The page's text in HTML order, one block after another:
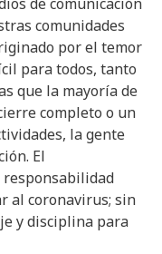
comunidades
por el temor
para todos, tanto
que la mayoría de
completo o un
la gente
El
al coronavirus; sin
y disciplina para